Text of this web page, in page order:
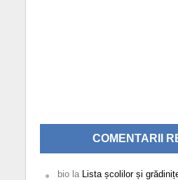
COMENTARII
biola
Lista școlilor și